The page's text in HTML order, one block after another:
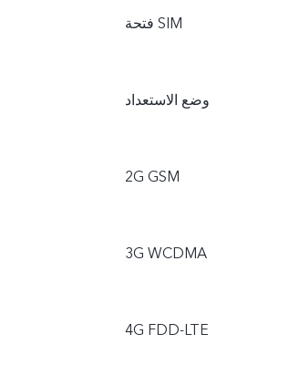
فتحة SIM
وضع الاستعداد
2G GSM
3G WCDMA
4G FDD-LTE